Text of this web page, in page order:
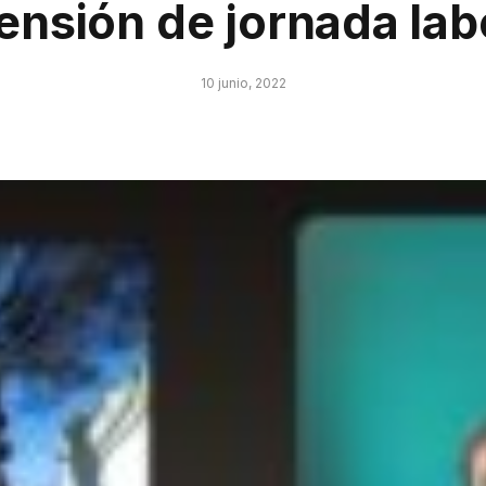
de jornada
10 junio, 2022